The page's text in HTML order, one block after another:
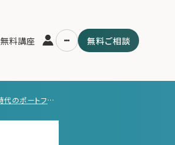
無料講座 無料ご相談
変動リスクを取るべき時代のポートフォリオ戦略